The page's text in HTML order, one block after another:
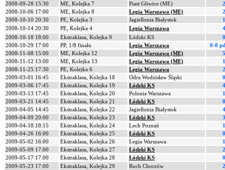
2008-09-28 15:30
ME, Kolejka 7 Piast Gliwice (ME)
2008-10-06 17:00
ME, Kolejka 8 Legia Warszawa (ME)
2008-10-10 20:30
PE, Kolejka 3 Jagiellonia Białystok
2008-10-14 20:30
PE, Kolejka 4 Legia Warszawa
2008-10-18 18:00
Ekstraklasa, Kolejka 9 Łódzki KS
2008-10-29 17:00
PP, 1/8 finału Legia Warszawa
0-0
2008-11-08 15:00
ME, Kolejka 12 Legia Warszawa (ME)
2008-11-12 13:00
ME, Kolejka 13 Legia Warszawa (ME)
2008-11-25 17:30
PE, Kolejka 6 Legia Warszawa
2009-03-01 16:45
Ekstraklasa, Kolejka 18 Odra Wodzisław Śląski
2009-03-06 17:45
Ekstraklasa, Kolejka 19 Łódzki KS
2009-03-13 17:45
Ekstraklasa, Kolejka 20 Polonia Warszawa
2009-03-21 14:45
Ekstraklasa, Kolejka 21 Łódzki KS
2009-04-05 14:45
Ekstraklasa, Kolejka 22 Jagiellonia Białystok
2009-04-09 20:00
Ekstraklasa, Kolejka 23 Łódzki KS
2009-04-18 18:15
Ekstraklasa, Kolejka 24 Lech Poznań
2009-04-26 16:00
Ekstraklasa, Kolejka 25 Łódzki KS
2009-05-02 16:00
Ekstraklasa, Kolejka 26 Legia Warszawa
2009-05-09 17:00
Ekstraklasa, Kolejka 27 Łódzki KS
2009-05-17 17:00
Ekstraklasa, Kolejka 28 Łódzki KS
2009-05-23 17:00
Ekstraklasa, Kolejka 29 Ruch Chorzów